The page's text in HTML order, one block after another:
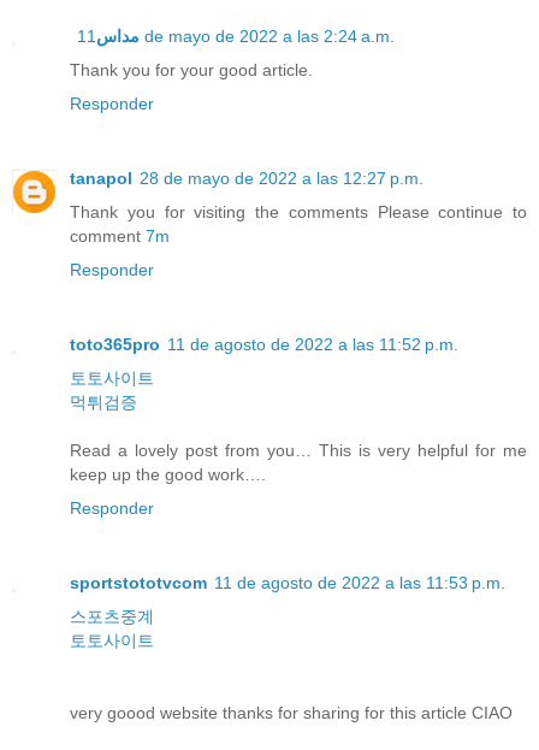
مداس 11 de mayo de 2022 a las 2:24 a.m.
Thank you for your good article.
Responder
tanapol 28 de mayo de 2022 a las 12:27 p.m.
Thank you for visiting the comments Please continue to
comment 7m
Responder
toto365pro 11 de agosto de 2022 a las 11:52 p.m.
토토사이트
먹튀검증
Read a lovely post from you… This is very helpful for me
keep up the good work….
Responder
sportstototvcom 11 de agosto de 2022 a las 11:53 p.m.
스포츠중계
토토사이트
very goood website thanks for sharing for this article CIAO